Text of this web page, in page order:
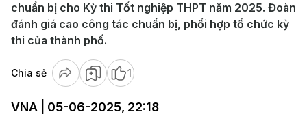
chuẩn bị cho Kỳ thi Tốt nghiệp THPT năm 2025. Đoàn
đánh giá cao công tác chuẩn bị, phối hợp tổ chức kỳ
thi của thành phố.
Chia sẻ 1
VNA | 05-06-2025, 22:18